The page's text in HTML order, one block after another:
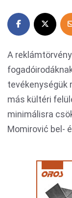
A
tevékenységük
más kültéri
minimálisra
Momirović bel-